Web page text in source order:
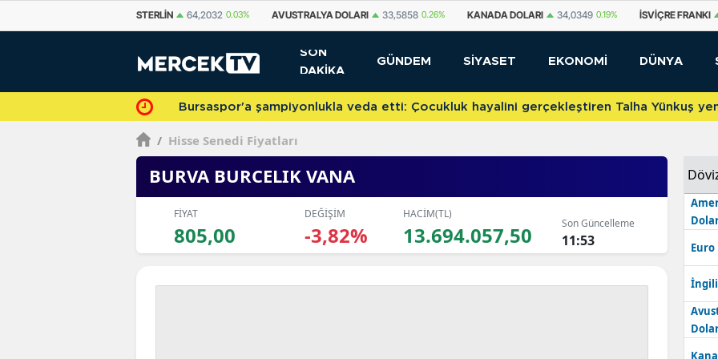
AVUSTRALYA DOLARI 33,5858 0.26% KANADA DOLARI 34,0349 0.19% İSVIÇRE FRANKI 58,8536 0.44% YUAN
SON
DAKİKA
GÜNDEM SİYASET EKONOMİ DÜNYA
Bursaspor'a şampiyonlukla veda etti: Çocukluk hayalini gerçekleştiren Talha Yünkuş yeni
/ Hisse Senedi Fiyatları
BURVA BURCELIK VANA
FİYAT
805,00
DEĞİŞİM
-3,82%
HACİM(TL)
13.694.057,50 Son Güncelleme
11:53 Euro